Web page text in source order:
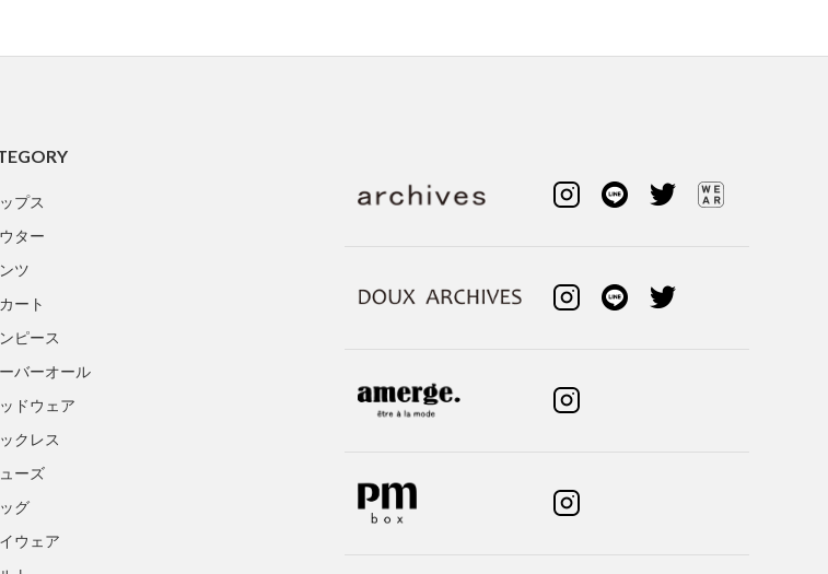
プス
ター
ツ
ート
ピース
バーオール
ドウェア
クレス
ーズ
グ
ウェア